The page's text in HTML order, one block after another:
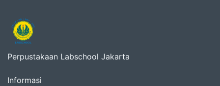
Perpustakaan Labschool Jakarta
Informasi